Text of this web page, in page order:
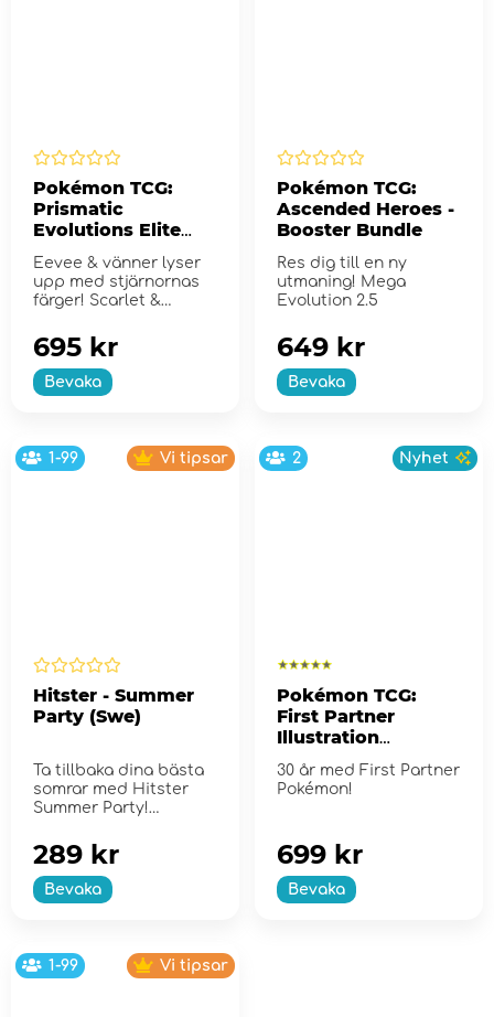
Pokémon TCG:
Prismatic
Evolutions Elite
Eevee & vänner lyser
upp med stjärnornas
färger! Scarlet &
Bevaka
695 kr
Pokémon TCG:
Ascended Heroes -
Booster Bundle
Res dig till en ny
utmaning! Mega
Evolution 2.5
Bevaka
649 kr
1-99 Vi tipsar
Hitster - Summer
Party (Swe)
Ta tillbaka dina bästa
somrar med Hitster
Summer Party!
Bevaka
289 kr
2 Nyhet
Pokémon TCG:
First Partner
Illustration
Collection - Series
2
30 år med First Partner
Pokémon!
Bevaka
699 kr
1-99 Vi tipsar